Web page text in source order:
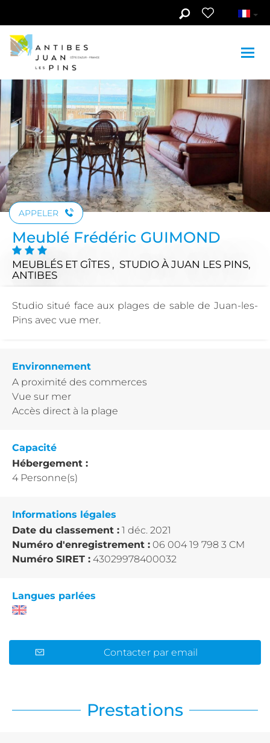
Voir les photos (5)
APPELER
Meublé Frédéric GUIMOND
MEUBLÉS ET GÎTES , STUDIO À JUAN LES PINS,
ANTIBES
Studio situé face aux plages de sable de Juan-les-
Pins avec vue mer.
Environnement
A proximité des commerces
Vue sur mer
Accès direct à la plage
Capacité
Hébergement :
4 Personne(s)
Informations légales
Date du classement : 1 déc. 2021
Numéro d'enregistrement : 06 004 19 798 3 CM
Numéro SIRET : 43029978400032
Langues parlées
Contacter par email
Prestations